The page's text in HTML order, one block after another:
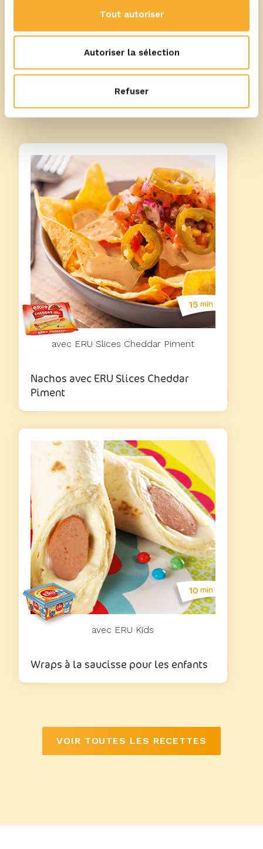
Tout autoriser
Autoriser la sélection
Refuser
Plus de recettes
15 min
avec ERU Slices Cheddar Piment
Nachos avec ERU Slices Cheddar
Piment
10 min
avec ERU Kids
Wraps à la saucisse pour les enfants
VOIR TOUTES LES RECETTES